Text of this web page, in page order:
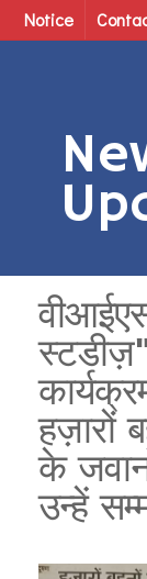
Notice
हज़ारों
के
उन्हें